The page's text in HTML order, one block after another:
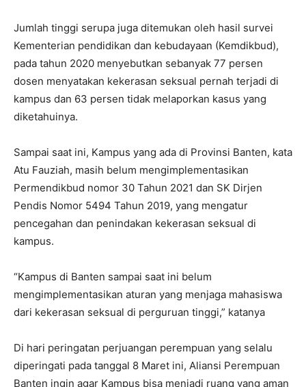
Jumlah tinggi serupa juga ditemukan oleh hasil survei
Kementerian pendidikan dan kebudayaan (Kemdikbud),
pada tahun 2020 menyebutkan sebanyak 77 persen
dosen menyatakan kekerasan seksual pernah terjadi di
kampus dan 63 persen tidak melaporkan kasus yang
diketahuinya.
Sampai saat ini, Kampus yang ada di Provinsi Banten, kata
Atu Fauziah, masih belum mengimplementasikan
Permendikbud nomor 30 Tahun 2021 dan SK Dirjen
Pendis Nomor 5494 Tahun 2019, yang mengatur
pencegahan dan penindakan kekerasan seksual di
kampus.
“Kampus di Banten sampai saat ini belum
mengimplementasikan aturan yang menjaga mahasiswa
dari kekerasan seksual di perguruan tinggi,” katanya
Di hari peringatan perjuangan perempuan yang selalu
diperingati pada tanggal 8 Maret ini, Aliansi Perempuan
Banten ingin agar Kampus bisa menjadi ruang yang aman